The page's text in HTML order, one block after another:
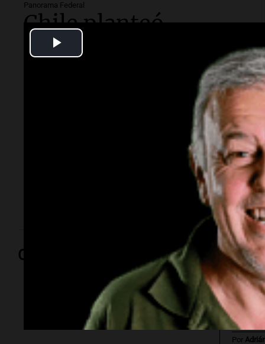
Panorama Federal
Chile planteó
mejorar la
fronteriza, aérea y
digital con Jujuy
El embajador Gonzalo Uriarte Herrera propuso vuelos
periódicos hacia Iquique y Antofagasta, además de
optimizar los pasos internacionales y el servicio de
Opinión
Por